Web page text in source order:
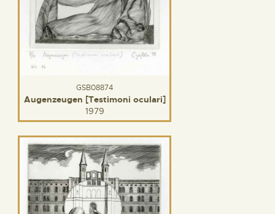
GSB08874
Augenzeugen [Testimoni oculari]
1979